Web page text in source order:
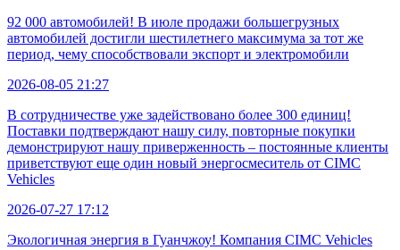
92 000 автомобилей! В июле продажи большегрузных
автомобилей достигли шестилетнего максимума за тот же
период, чему способствовали экспорт и электромобили
2026-08-05 21:27
В сотрудничестве уже задействовано более 300 единиц!
Поставки подтверждают нашу силу, повторные покупки
демонстрируют нашу приверженность – постоянные клиенты
приветствуют еще один новый энергосмеситель от CIMC
Vehicles
2026-07-27 17:12
Экологичная энергия в Гуанчжоу! Компания CIMC Vehicles